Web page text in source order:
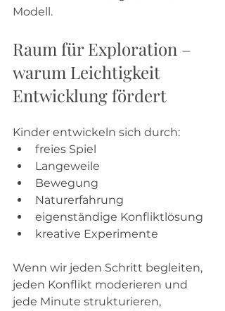
Modell.
Raum für Exploration –
warum Leichtigkeit
Entwicklung fördert
Kinder entwickeln sich durch:
freies Spiel
Langeweile
Bewegung
Naturerfahrung
eigenständige Konfliktlösung
kreative Experimente
Wenn wir jeden Schritt begleiten,
jeden Konflikt moderieren und
jede Minute strukturieren,